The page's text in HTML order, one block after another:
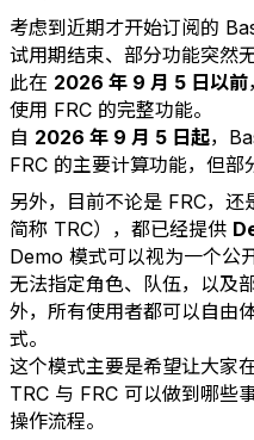
考虑到近期才开始订阅的
试用期结束、部分功能突然
此在 2026 年 9 月 5 日以前
使用 FRC 的完整功能。
自 2026 年 9 月 5 日起，
FRC 的主要计算功能，但部
另外，目前不论是 FRC，还
简称 TRC），都已经提供
Demo 模式可以视为一个公
无法指定角色、队伍，以及
外，所有使用者都可以自由
式。
这个模式主要是希望让大家
TRC 与 FRC 可以做到哪些
操作流程。